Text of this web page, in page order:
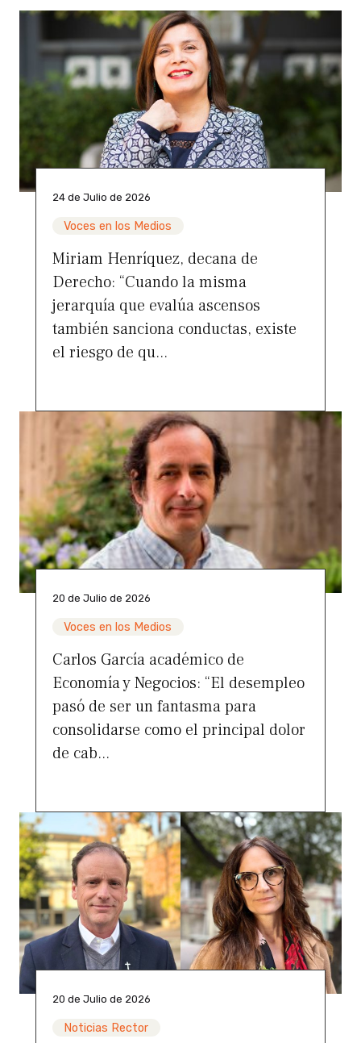
24 de Julio de 2026
Voces en los Medios
Miriam Henríquez, decana de
Derecho: “Cuando la misma
jerarquía que evalúa ascensos
también sanciona conductas, existe
el riesgo de qu...
20 de Julio de 2026
Voces en los Medios
Carlos García académico de
Economía y Negocios: “El desempleo
pasó de ser un fantasma para
consolidarse como el principal dolor
de cab...
20 de Julio de 2026
Noticias Rector